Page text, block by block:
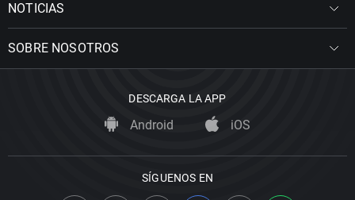
NOTICIAS
SOBRE NOSOTROS
DESCARGA LA APP
Android iOS
SÍGUENOS EN